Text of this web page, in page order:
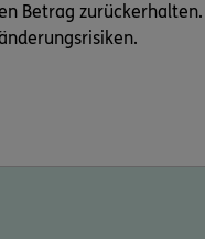
Betrag zurückerhalten.